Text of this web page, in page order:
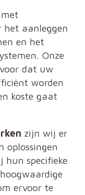
het aanleggen
en het
Onze
dat uw
worden
koste gaat
zijn wij er
oplossingen
hun specifieke
ervoor te